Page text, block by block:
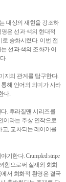
대상의 재현을 강조하
은 선과 색의 현대적
승화시켰다. 이번 전
선과 색의 조화가 어
.
지의 관계를 탐구한다.
해 언어의 의미가 사라
다.
. 후라질맨 시리즈를
이라는 추상 연작으로
, 교차되는 레이어를
기한다. Crumpled stripe
함으로써 실재와 회화
서 회화적 환영은 결국